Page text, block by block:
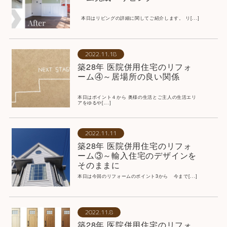
本日はリビングの詳細に関してご紹介します。 リ[...]
2022.11.18
築28年 医院併用住宅のリフォ
ーム④～居場所の良い関係
本日はポイント４から 奥様の生活とご主人の生活エリ
アをゆるや[...]
2022.11.11
築28年 医院併用住宅のリフォ
ーム③～輸入住宅のデザインを
そのままに
本日は今回のリフォームのポイント3から 今まで[...]
2022.11.8
築28年 医院併用住宅のリフォ